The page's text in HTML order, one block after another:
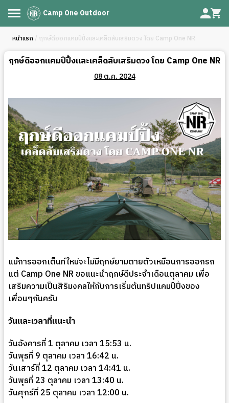
Camp One Outdoor
หน้าแรก / ฤกษ์ดีออกแคมป์ปิ้งและเคล็ดลับเสริมดวง โดย Camp One NR
ฤกษ์ดีออกแคมป์ปิ้งและเคล็ดลับเสริมดวง โดย Camp One NR
08 ต.ค. 2024
แม้การออกเต็นท์ใหม่จะไม่มีฤกษ์ยามตายตัวเหมือนการออกรถ
แต่ Camp One NR ขอแนะนำฤกษ์ดีประจำเดือนตุลาคม เพื่อ
เสริมความเป็นสิริมงคลให้กับการเริ่มต้นทริปแคมป์ปิ้งของ
เพื่อนๆกันครับ
วันและเวลาที่แนะนำ
วันอังคารที่ 1 ตุลาคม เวลา 15:53 น.
วันพุธที่ 9 ตุลาคม เวลา 16:42 น.
วันเสาร์ที่ 12 ตุลาคม เวลา 14:41 น.
วันพุธที่ 23 ตุลาคม เวลา 13:40 น.
วันศุกร์ที่ 25 ตุลาคม เวลา 12:00 น.